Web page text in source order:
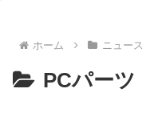
ホーム ニュース
PCパーツ